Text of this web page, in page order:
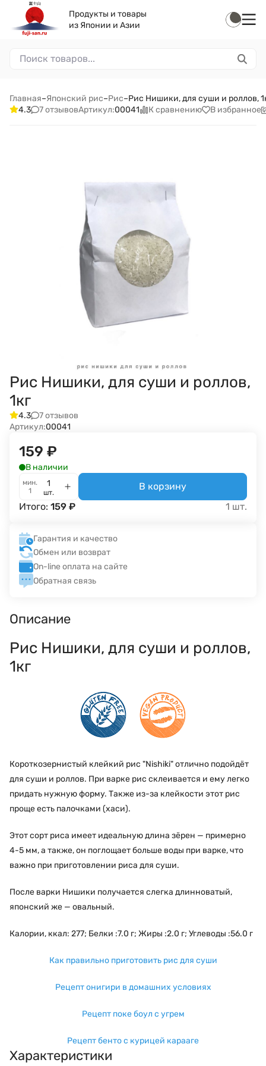
Продукты и товары
из Японии и Азии
Главная–Японский рис–Рис–Рис Нишики, для суши и роллов,
4.3
7 отзывовАртикул:00041 К сравнению В избранное
Рис Нишики, для суши и роллов,
1кг
4.3
7 отзывов
Артикул:00041
159 ₽
В наличии
мин.
1
шт.
В корзину
Итого: 159 ₽ 1 шт.
Гарантия и качество
Обмен или возврат
On-line оплата на сайте
Обратная связь
Описание
Рис Нишики, для суши и роллов,
1кг
Короткозернистый клейкий рис "Nishiki" отлично подойдёт
для суши и роллов. При варке рис склеивается и ему легко
придать нужную форму. Также из-за клейкости этот рис
проще есть палочками (хаси).
Этот сорт риса имеет идеальную длина зёрен — примерно
4-5 мм, а также, он поглощает больше воды при варке, что
важно при приготовлении риса для суши.
После варки Нишики получается слегка длинноватый,
японский же — овальный.
Калории, ккал: 277; Белки :7.0 г; Жиры :2.0 г; Углеводы :56.0 г
Как правильно приготовить рис для суши
Рецепт онигири в домашних условиях
Рецепт поке боул с угрем
Рецепт бенто с курицей карааге
Характеристики